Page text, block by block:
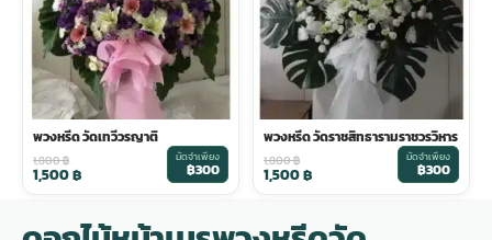
พวงหรีด วัดเทวีวรญาติ
1,800฿
1,500฿
มัดจำเพียง
฿300
พวงหรีด วัดราชสิทธารามราชวรวิหาร
1,800฿
1,500฿
มัดจำเพียง
฿300